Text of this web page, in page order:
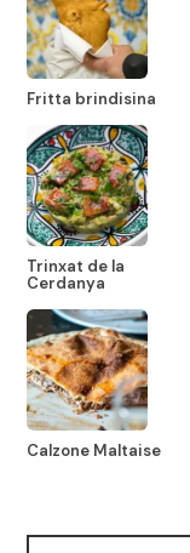
Fritta brindisina
Trinxat de la
Cerdanya
Calzone Maltaise